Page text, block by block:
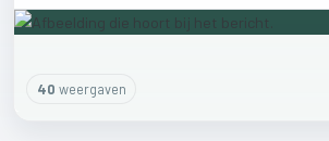
40 weergaven